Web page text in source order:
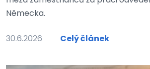
Německa.
30.6.2026 Celý článek